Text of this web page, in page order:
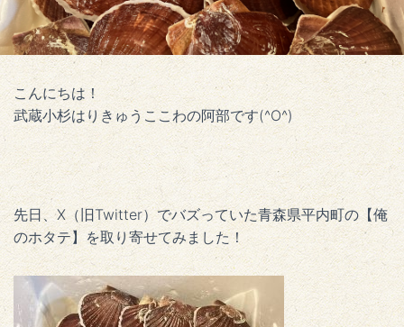
こんにちは！
武蔵小杉はりきゅうここわの阿部です(^O^)
先日、X（旧Twitter）でバズっていた青森県平内町の【俺
のホタテ】を取り寄せてみました！